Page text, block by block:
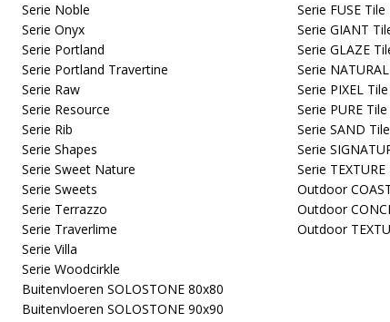
Serie Noble
Serie Onyx
Serie Portland
Serie Portland Travertine
Serie Raw
Serie Resource
Serie Rib
Serie Shapes
Serie Sweet Nature
Serie Sweets
Serie Terrazzo
Serie Traverlime
Serie Villa
Serie Woodcirkle
Buitenvloeren SOLOSTONE 80x80
Buitenvloeren SOLOSTONE 90x90
Serie FUSE Tile
Serie GIANT
Serie GLAZE
Serie
Serie PIXEL Tile
Serie PURE Tile
Serie SAND Tile
Serie
Serie TEXTURE
Outdoor
Outdoor
Outdoor